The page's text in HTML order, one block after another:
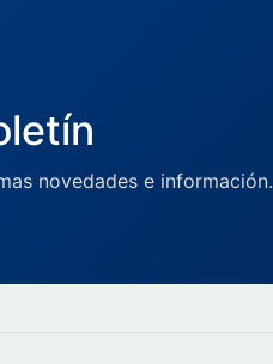
novedades e información.